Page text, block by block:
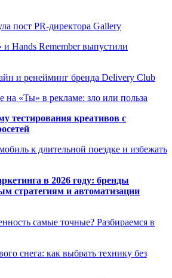
пост PR-директора Gallery
Hands Remember выпустили
и ренейминг бренда Delivery Club
на «Ты» в рекламе: зло или польза
тестирования креативов с
к длительной поездке и избежать
в 2026 году: бренды
стратегиям и автоматизации
самые точные? Разбираемся в
снега: как выбрать технику без